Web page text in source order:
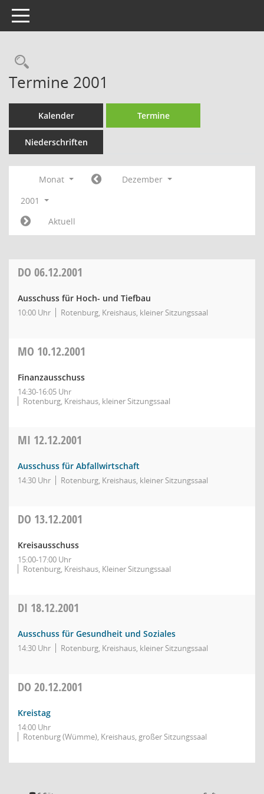
Toggle navigation
Rechercheauswahl
Termine 2001
Kalender Termine
Niederschriften
Monat
Dezember
2001
Aktuell
DO 06.12.2001
Ausschuss für Hoch- und Tiefbau
10:00 Uhr Rotenburg, Kreishaus, kleiner Sitzungssaal
MO 10.12.2001
Finanzausschuss
14:30-16:05 Uhr
Rotenburg, Kreishaus, kleiner Sitzungssaal
MI 12.12.2001
Ausschuss für Abfallwirtschaft
14:30 Uhr Rotenburg, Kreishaus, kleiner Sitzungssaal
DO 13.12.2001
Kreisausschuss
15:00-17:00 Uhr
Rotenburg, Kreishaus, Kleiner Sitzungssaal
DI 18.12.2001
Ausschuss für Gesundheit und Soziales
14:30 Uhr Rotenburg, Kreishaus, kleiner Sitzungssaal
DO 20.12.2001
Kreistag
14:00 Uhr
Rotenburg (Wümme), Kreishaus, großer Sitzungssaal